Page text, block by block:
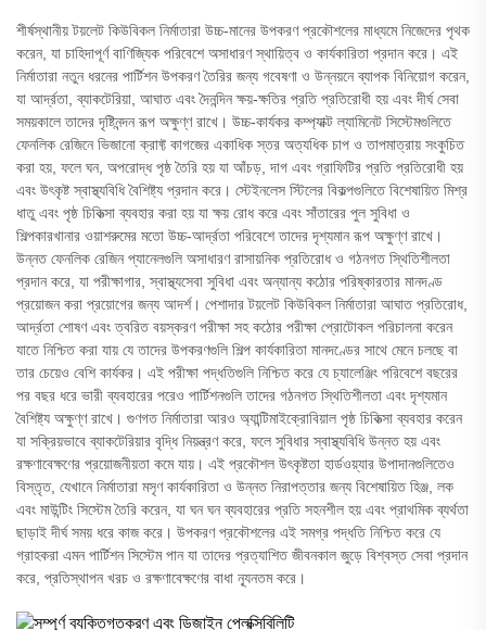
শীর্ষস্থানীয় টয়লেট কিউবিকল নির্মাতারা উচ্চ-মানের উপকরণ প্রকৌশলের মাধ্যমে নিজেদের পৃথক
করেন, যা চাহিদাপূর্ণ বাণিজ্যিক পরিবেশে অসাধারণ স্থায়িত্ব ও কার্যকারিতা প্রদান করে। এই
নির্মাতারা নতুন ধরনের পার্টিশন উপকরণ তৈরির জন্য গবেষণা ও উন্নয়নে ব্যাপক বিনিয়োগ করেন,
যা আর্দ্রতা, ব্যাকটেরিয়া, আঘাত এবং দৈনন্দিন ক্ষয়-ক্ষতির প্রতি প্রতিরোধী হয় এবং দীর্ঘ সেবা
সময়কালে তাদের দৃষ্টিনন্দন রূপ অক্ষুণ্ণ রাখে। উচ্চ-কার্যকর কম্প্যাক্ট ল্যামিনেট সিস্টেমগুলিতে
ফেনলিক রেজিনে ভিজানো ক্রাফ্ট কাগজের একাধিক স্তর অত্যধিক চাপ ও তাপমাত্রায় সংকুচিত
করা হয়, ফলে ঘন, অপরোদ্ধ পৃষ্ঠ তৈরি হয় যা আঁচড়, দাগ এবং গ্রাফিটির প্রতি প্রতিরোধী হয়
এবং উৎকৃষ্ট স্বাস্থ্যবিধি বৈশিষ্ট্য প্রদান করে। স্টেইনলেস স্টিলের বিকল্পগুলিতে বিশেষায়িত মিশ্র
ধাতু এবং পৃষ্ঠ চিকিত্সা ব্যবহার করা হয় যা ক্ষয় রোধ করে এবং সাঁতারের পুল সুবিধা ও
শিল্পকারখানার ওয়াশরুমের মতো উচ্চ-আর্দ্রতা পরিবেশে তাদের দৃশ্যমান রূপ অক্ষুণ্ণ রাখে।
উন্নত ফেনলিক রেজিন প্যানেলগুলি অসাধারণ রাসায়নিক প্রতিরোধ ও গঠনগত স্থিতিশীলতা
প্রদান করে, যা পরীক্ষাগার, স্বাস্থ্যসেবা সুবিধা এবং অন্যান্য কঠোর পরিষ্কারতার মানদণ্ড
প্রয়োজন করা প্রয়োগের জন্য আদর্শ। পেশাদার টয়লেট কিউবিকল নির্মাতারা আঘাত প্রতিরোধ,
আর্দ্রতা শোষণ এবং ত্বরিত বয়স্করণ পরীক্ষা সহ কঠোর পরীক্ষা প্রোটোকল পরিচালনা করেন
যাতে নিশ্চিত করা যায় যে তাদের উপকরণগুলি শিল্প কার্যকারিতা মানদণ্ডের সাথে মেনে চলছে বা
তার চেয়েও বেশি কার্যকর। এই পরীক্ষা পদ্ধতিগুলি নিশ্চিত করে যে চ্যালেঞ্জিং পরিবেশে বছরের
পর বছর ধরে ভারী ব্যবহারের পরেও পার্টিশনগুলি তাদের গঠনগত স্থিতিশীলতা এবং দৃশ্যমান
বৈশিষ্ট্য অক্ষুণ্ণ রাখে। গুণগত নির্মাতারা আরও অ্যান্টিমাইক্রোবিয়াল পৃষ্ঠ চিকিত্সা ব্যবহার করেন
যা সক্রিয়ভাবে ব্যাকটেরিয়ার বৃদ্ধি নিয়ন্ত্রণ করে, ফলে সুবিধার স্বাস্থ্যবিধি উন্নত হয় এবং
রক্ষণাবেক্ষণের প্রয়োজনীয়তা কমে যায়। এই প্রকৌশল উৎকৃষ্টতা হার্ডওয়্যার উপাদানগুলিতেও
বিস্তৃত, যেখানে নির্মাতারা মসৃণ কার্যকারিতা ও উন্নত নিরাপত্তার জন্য বিশেষায়িত হিঞ্জ, লক
এবং মাউন্টিং সিস্টেম তৈরি করেন, যা ঘন ঘন ব্যবহারের প্রতি সহনশীল হয় এবং প্রাথমিক ব্যর্থতা
ছাড়াই দীর্ঘ সময় ধরে কাজ করে। উপকরণ প্রকৌশলের এই সমগ্র পদ্ধতি নিশ্চিত করে যে
গ্রাহকরা এমন পার্টিশন সিস্টেম পান যা তাদের প্রত্যাশিত জীবনকাল জুড়ে বিশ্বস্ত সেবা প্রদান
করে, প্রতিস্থাপন খরচ ও রক্ষণাবেক্ষণের বাধা ন্যূনতম করে।